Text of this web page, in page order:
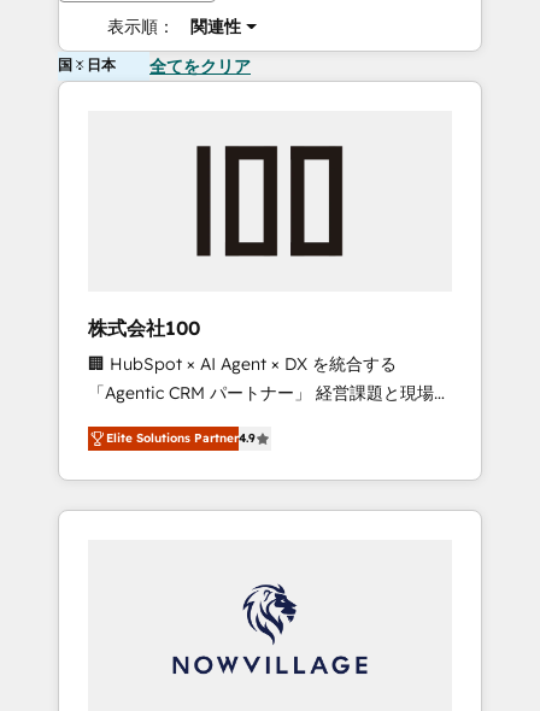
表示順： 関連性
国：日本 全てをクリア
株式会社100
🏢 HubSpot × AI Agent × DX を統合する
「Agentic CRM パートナー」 経営課題と現場業
務をつなぐAIネイティブ・エージェンシーとし
て、HubSpot Eliteの実装力で顧客フロント業務
を再設計します。 💡 100inc は何をする会社
か？ HubSpotを共通基盤に、AIエージェントを
本のAIネイティブ・エージェンシーです。事業
部・グループ会社・部門が分立する組織で、デ
ータと業務プロセスのサイロ化を、CRMを軸と
した全社共通基盤に再構築します。意思決定
Elite Solutions Partner4.9